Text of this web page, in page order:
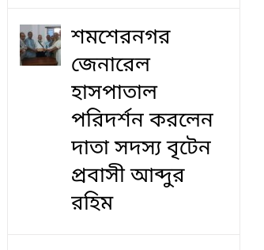
শমশেরনগর
জেনারেল
হাসপাতাল
পরিদর্শন করলেন
দাতা সদস্য বৃটেন
প্রবাসী আব্দুর
রহিম